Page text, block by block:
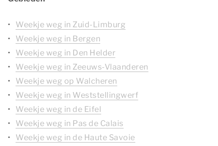
Weekje weg in Zuid-Limburg
Weekje weg in Bergen
Weekje weg in Den Helder
Weekje weg in Zeeuws-Vlaanderen
Weekje weg op Walcheren
Weekje weg in Weststellingwerf
Weekje weg in de Eifel
Weekje weg in Pas de Calais
Weekje weg in de Haute Savoie